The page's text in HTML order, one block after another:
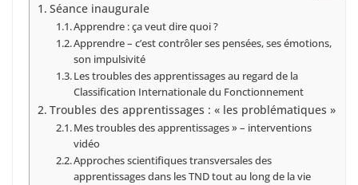
Séance inaugurale
Apprendre : ça veut dire quoi ?
Apprendre – c’est contrôler ses pensées, ses émotions,
son impulsivité
Les troubles des apprentissages au regard de la
Classification Internationale du Fonctionnement
Troubles des apprentissages : « les problématiques »
Mes troubles des apprentissages » – interventions
vidéo
Approches scientifiques transversales des
apprentissages dans les TND tout au long de la vie